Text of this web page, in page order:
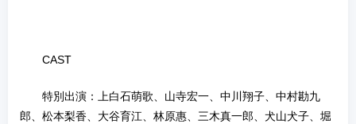
CAST
特別出演：上白石萌歌、山寺宏一、中川翔子、中村勘九
郎、松本梨香、大谷育江、林原惠、三木真一郎、犬山犬子、堀